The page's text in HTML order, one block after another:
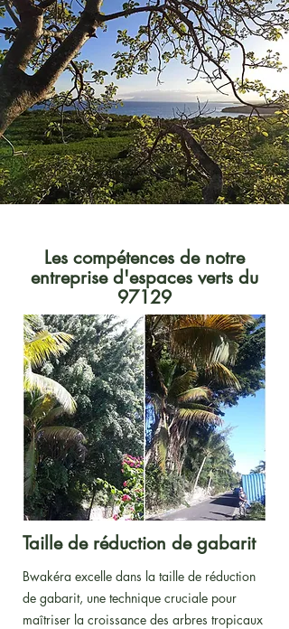
Les compétences de notre
entreprise d'espaces verts du
97129
Taille de réduction de gabarit
Bwakéra excelle dans la taille de réduction
de gabarit, une technique cruciale pour
maîtriser la croissance des arbres tropicaux